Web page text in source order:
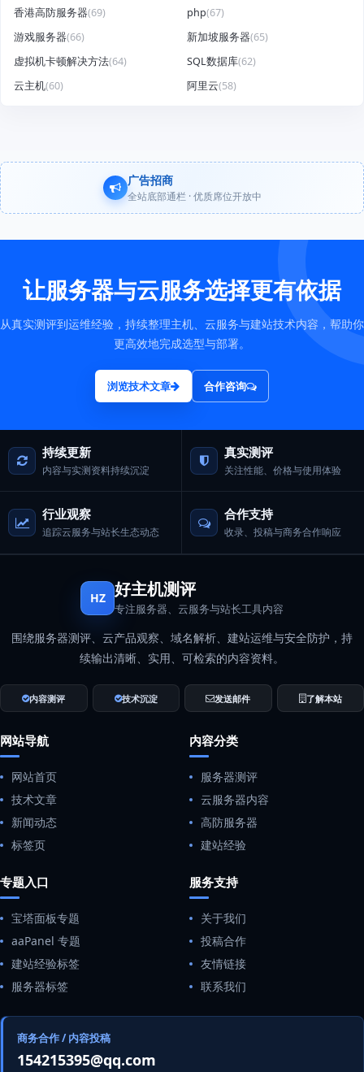
香港高防服务器(69) php(67)
游戏服务器(66) 新加坡服务器(65)
虚拟机卡顿解决方法(64) SQL数据库(62)
云主机(60) 阿里云(58)
广告招商
全站底部通栏 · 优质席位开放中
让服务器与云服务选择更有依据
从真实测评到运维经验，持续整理主机、云服务与建站技术内容，帮助你
更高效地完成选型与部署。
浏览技术文章 合作咨询
持续更新
内容与实测资料持续沉淀
真实测评
关注性能、价格与使用体验
行业观察
追踪云服务与站长生态动态
合作支持
收录、投稿与商务合作响应
HZ 好主机测评
专注服务器、云服务与站长工具内容
围绕服务器测评、云产品观察、域名解析、建站运维与安全防护，持
续输出清晰、实用、可检索的内容资料。
内容测评 技术沉淀 发送邮件 了解本站
网站导航
网站首页
技术文章
新闻动态
标签页
内容分类
服务器测评
云服务器内容
高防服务器
建站经验
专题入口
宝塔面板专题
aaPanel 专题
建站经验标签
服务器标签
服务支持
关于我们
投稿合作
友情链接
联系我们
商务合作 / 内容投稿
154215395@qq.com